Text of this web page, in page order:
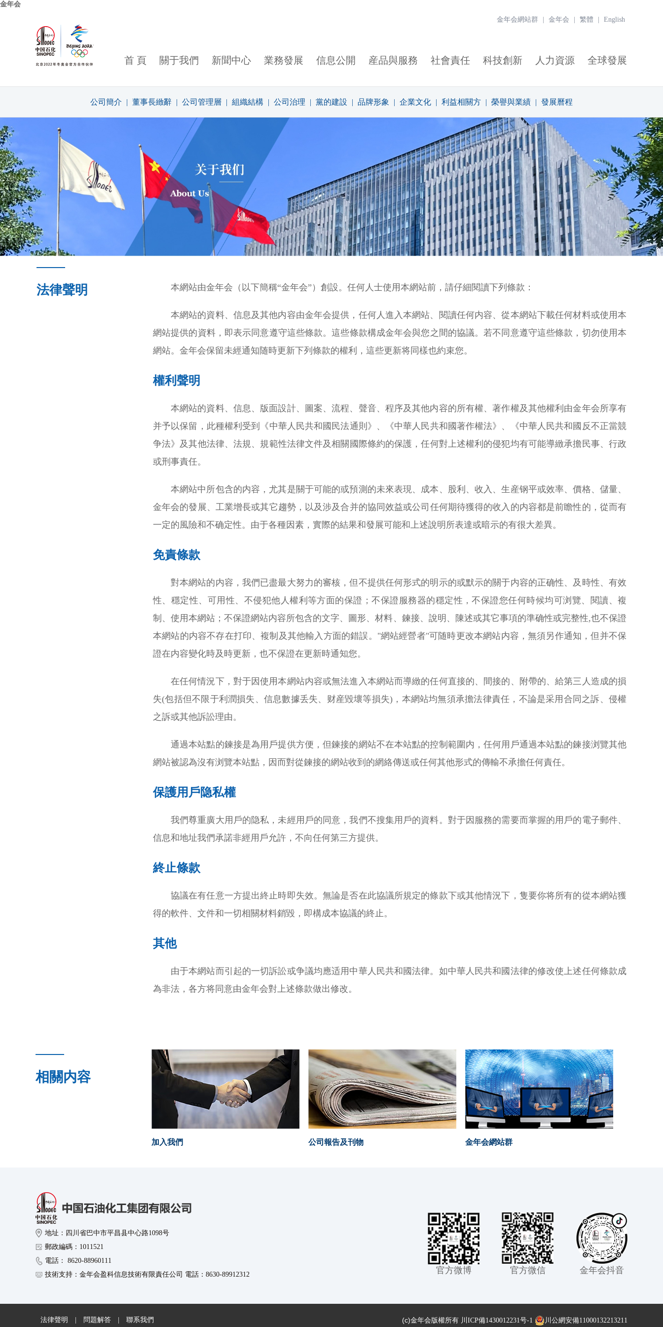
金年会
金年会網站群 金年会 繁體 English
首 頁 關于我們 新聞中心 業務發展 信息公開 産品與服務 社會責任 科技創新 人力資源 全球發展
公司簡介 | 董事長緻辭 | 公司管理層 | 組織結構 | 公司治理 | 黨的建設 | 品牌形象 | 企業文化 | 利益相關方 | 榮譽與業績 | 發展曆程
法律聲明 本網站由金年会（以下簡稱“金年会”）創設。任何人士使用本網站前，請仔細閱讀下列條款：
本網站的資料、信息及其他内容由金年会提供，任何人進入本網站、閱讀任何内容、從本網站下載任何材料或使用本
網站提供的資料，即表示同意遵守這些條款。這些條款構成金年会與您之間的協議。若不同意遵守這些條款，切勿使用本
網站。金年会保留未經通知随時更新下列條款的權利，這些更新将同樣也約束您。
權利聲明
本網站的資料、信息、版面設計、圖案、流程、聲音、程序及其他内容的所有權、著作權及其他權利由金年会所享有
并予以保留，此種權利受到《中華人民共和國民法通則》、《中華人民共和國著作權法》、《中華人民共和國反不正當競
争法》及其他法律、法規、規範性法律文件及相關國際條約的保護，任何對上述權利的侵犯均有可能導緻承擔民事、行政
或刑事責任。
本網站中所包含的内容，尤其是關于可能的或預測的未來表現、成本、股利、收入、生産钢平或效率、價格、儲量、
金年会的發展、工業增長或其它趨勢，以及涉及合并的協同效益或公司任何期待獲得的收入的内容都是前瞻性的，從而有
一定的風險和不确定性。由于各種因素，實際的結果和發展可能和上述說明所表達或暗示的有很大差異。
免責條款
對本網站的内容，我們已盡最大努力的審核，但不提供任何形式的明示的或默示的關于内容的正确性、及時性、有效
性、穩定性、可用性、不侵犯他人權利等方面的保證；不保證服務器的穩定性，不保證您任何時候均可浏覽、閱讀、複
制、使用本網站；不保證網站内容所包含的文字、圖形、材料、鍊接、說明、陳述或其它事項的準确性或完整性,也不保證
本網站的内容不存在打印、複制及其他輸入方面的錯誤。"網站經營者"可随時更改本網站内容，無須另作通知，但并不保
證在内容變化時及時更新，也不保證在更新時通知您。
在任何情況下，對于因使用本網站内容或無法進入本網站而導緻的任何直接的、間接的、附帶的、給第三人造成的損
失(包括但不限于利潤損失、信息數據丢失、财産毀壞等損失)，本網站均無須承擔法律責任，不論是采用合同之訴、侵權
之訴或其他訴訟理由。
通過本站點的鍊接是為用戶提供方便，但鍊接的網站不在本站點的控制範圍内，任何用戶通過本站點的鍊接浏覽其他
網站被認為沒有浏覽本站點，因而對從鍊接的網站收到的網絡傳送或任何其他形式的傳輸不承擔任何責任。
保護用戶隐私權
我們尊重廣大用戶的隐私，未經用戶的同意，我們不搜集用戶的資料。對于因服務的需要而掌握的用戶的電子郵件、
信息和地址我們承諾非經用戶允許，不向任何第三方提供。
終止條款
協議在有任意一方提出終止時即失效。無論是否在此協議所規定的條款下或其他情況下，隻要你将所有的從本網站獲
得的軟件、文件和一切相關材料銷毀，即構成本協議的終止。
其他
由于本網站而引起的一切訴訟或争議均應适用中華人民共和國法律。如中華人民共和國法律的修改使上述任何條款成
為非法，各方将同意由金年会對上述條款做出修改。
相關内容
加入我們 公司報告及刊物 金年会網站群
地址：四川省巴中市平昌县中心路1098号
郵政編碼：1011521
電話： 8620-88960111
技術支持：金年会盈科信息技術有限責任公司 電話：8630-89912312
官方微博 官方微信 金年会抖音
法律聲明 | 問題解答 | 聯系我們 (c)金年会版權所有 川ICP備1430012231号-1 川公網安備11000132213211